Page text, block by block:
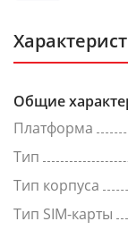
Общие
Платформа
Тип
Тип корпуса
Тип SIM-карты